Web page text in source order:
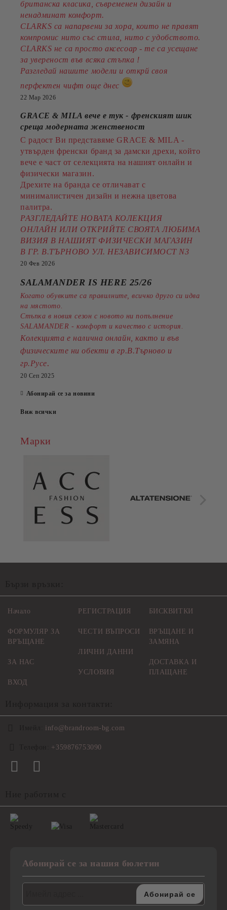
британска класика, съвременен дизайн и
ненадминат комфорт.
CLARKS са напарвени за хора, които не правят
компромис нито със стила, нито с удобството.
CLARKS не са просто аксесоар - те са усещане
за увереност във всяка стъпка !
Разгледай нашите модели и открй своя
перфектен чифт още днес
22 Мар 2026
GRACE & MILA вече е тук - френският шик
среща модерната женственост
С радост Ви представяме GRACE & MILA -
утвърден френски бранд за дамски дрехи, който
вече е част от селекцията на нашият онлайн и
физически магазин.
Дрехите на бранда се отличават с
минималистичен дизайн и нежна цветова
палитра.
РАЗГЛЕДАЙТЕ НОВАТА КОЛЕКЦИЯ
ОНЛАЙН ИЛИ ОТКРИЙТЕ СВОЯТА ЛЮБИМА
ВИЗИЯ В НАШИЯТ ФИЗИЧЕСКИ МАГАЗИН
В ГР. В.ТЪРНОВО УЛ. НЕЗАВИСИМОСТ N3
20 Фев 2026
SALAMANDER IS HERE 25/26
Когато обувките са правилните, всичко друго си идва
на мястото.
Стъпка в новия сезон с новото ни попълнение
SALAMANDER - комфорт и качество с история.
Колекцията е налична онлайн, както и във
физическите ни обекти в гр.В.Търново и
гр.Русе.
20 Сеп 2025
Абонирай се за новини
Виж всички
Марки
Начало
ФОРМУЛЯР ЗА
ВРЪЩАНЕ
ЗА НАС
ВХОД
РЕГИСТРАЦИЯ
ЧЕСТИ ВЪПРОСИ
ЛИЧНИ ДАННИ
УСЛОВИЯ
БИСКВИТКИ
ВРЪЩАНЕ И
ЗАМЯНА
ДОСТАВКА И
ПЛАЩАНЕ
info@brandroom-bg.com
+359876753090
Абонирай се за нашия бюлетин